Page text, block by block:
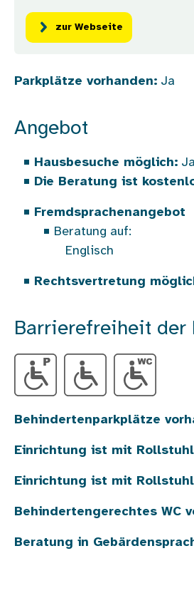
zur Webseite
Parkplätze vorhanden: Ja
Angebot
Hausbesuche möglich: Ja
Die Beratung ist
Fremdsprachenangebot
Beratung auf:
Englisch
Rechtsvertretung
Barrierefreiheit der
Behindertenparkplätze
Einrichtung ist mit
Einrichtung ist mit
Behindertengerechtes WC
Beratung in